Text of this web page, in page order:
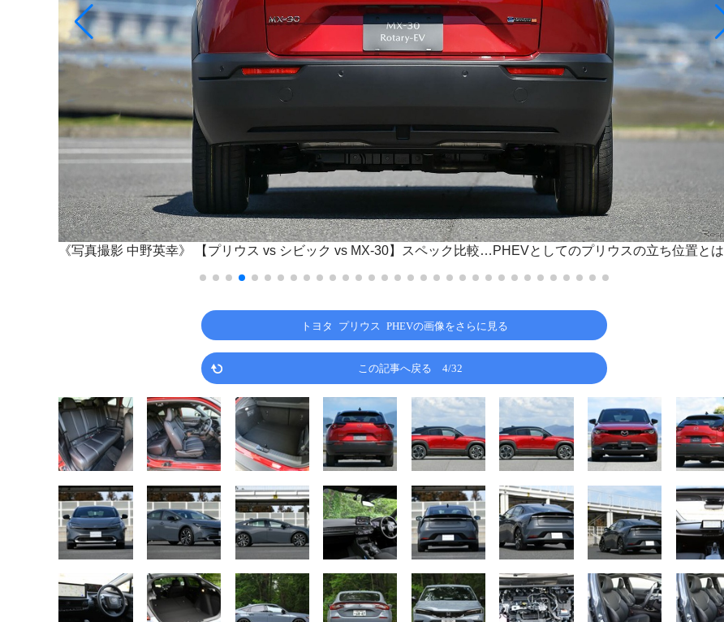
《写真撮影 中野英幸》 【プリウス vs シビック vs MX-30】スペック比較…PHEVとしてのプリウスの立ち位置とは
トヨタ プリウス PHEVの画像をさらに見る
この記事へ戻る 4/32